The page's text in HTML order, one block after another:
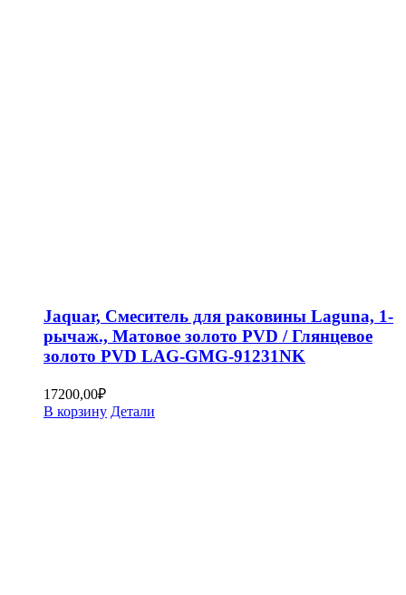
Jaquar, Смеситель для раковины Laguna, 1-
рычаж., Матовое золото PVD / Глянцевое
золото PVD LAG-GMG-91231NK
17200,00₽
В корзину Детали